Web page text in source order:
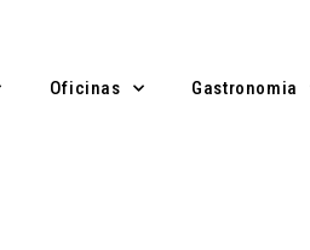
Oficinas Gastronomia